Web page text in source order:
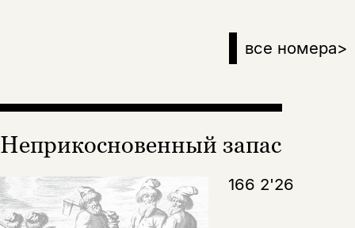
все номера>
Неприкосновенный запас
166 2'26